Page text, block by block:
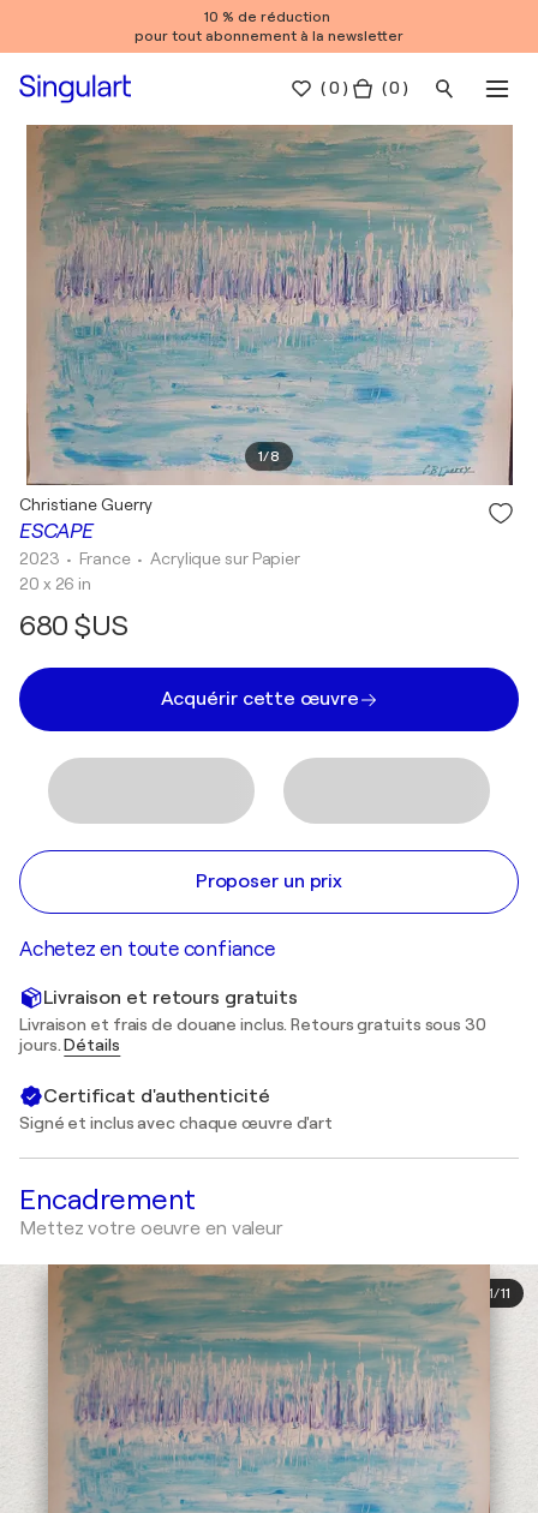
10 % de réduction
pour tout abonnement à la newsletter
(0 ) ( 0 )
1/8
ESCAPE
Christiane Guerry
2023 • France •Acrylique sur Papier
20 x 26 in
680 $US
Acquérir cette œuvre
Proposer un prix
Achetez en toute confiance
Livraison et retours gratuits
Livraison et frais de douane inclus. Retours gratuits sous 30
jours.Détails
Certificat d'authenticité
Signé et inclus avec chaque œuvre d'art
Encadrement
Mettez votre oeuvre en valeur
1/11